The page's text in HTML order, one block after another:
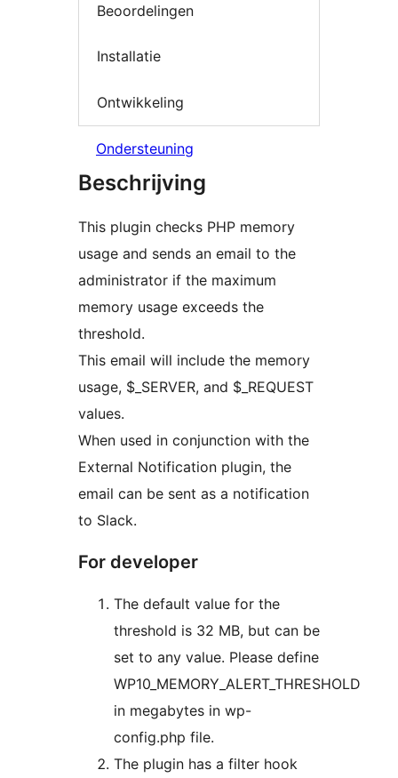
Beoordelingen
Installatie
Ontwikkeling
Ondersteuning
Beschrijving
This plugin checks PHP memory
usage and sends an email to the
administrator if the maximum
memory usage exceeds the
threshold.
This email will include the memory
usage, $_SERVER, and $_REQUEST
values.
When used in conjunction with the
External Notification plugin, the
email can be sent as a notification
to Slack.
For developer
The default value for the
threshold is 32 MB, but can be
set to any value. Please define
WP10_MEMORY_ALERT_THRESHOLD
in megabytes in wp-
config.php file.
The plugin has a filter hook